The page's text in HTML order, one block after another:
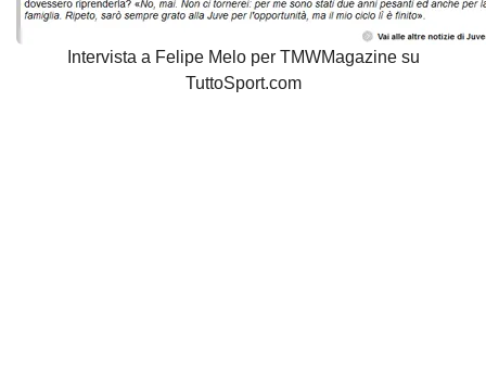
Intervista a Felipe Melo per TMWMagazine su
TuttoSport.com